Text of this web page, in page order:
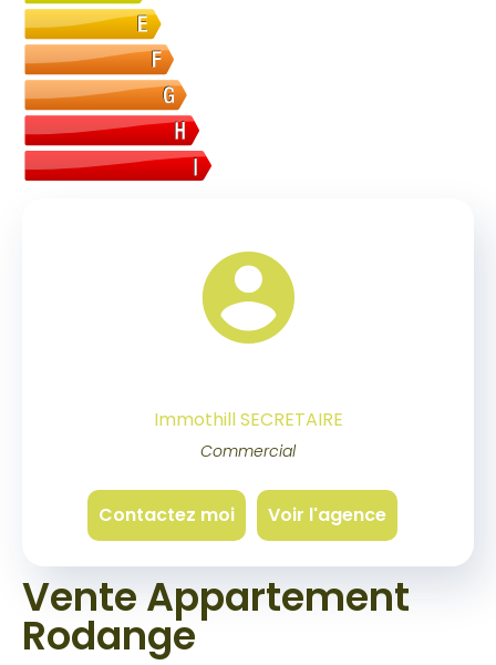
Immothill SECRETAIRE
Commercial
Contactez moi Voir l'agence
Vente Appartement
Rodange